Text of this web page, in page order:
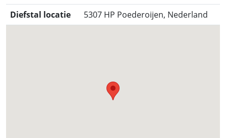
Diefstal locatie 5307 HP Poederoijen, Nederland